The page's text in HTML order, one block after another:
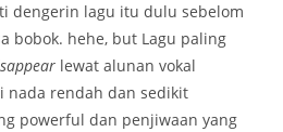
dengerin lagu itu dulu sebelom
bobok. hehe, but Lagu paling
lewat alunan vokal
nada rendah dan sedikit
powerful dan penjiwaan yang